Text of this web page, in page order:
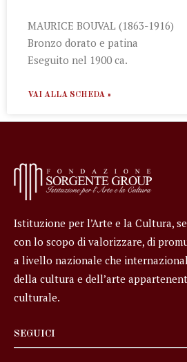
MAURICE BOUVAL (1863-1916)
Bronzo dorato e patina
Eseguito nel 1900 ca.
VAI ALLA SCHEDA »
Istituzione per l’Arte e la Cultura,
con lo scopo di valorizzare, di
a livello nazionale che
della cultura e dell’arte
culturale.
SEGUICI